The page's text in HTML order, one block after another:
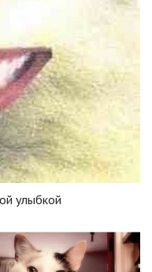
улыбкой